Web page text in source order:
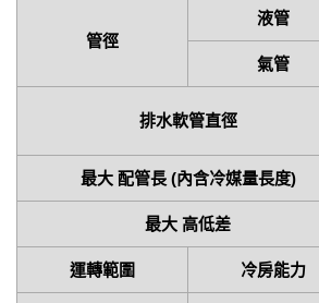
管徑
液管
氣管
排水軟管直徑
最大 配管長 (內含冷媒量長度)
最大 高低差
運轉範圍 冷房能力